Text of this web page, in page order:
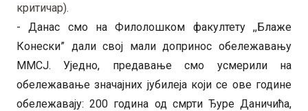
критичар).
- Данас смо на Филолошком факултету ,,Блаже
Конески” дали свој мали допринос обележавању
ММСЈ. Уједно, предавање смо усмерили на
обележавање значајних јубилеја који се ове године
обележавају: 200 година од смрти Ђуре Даничића,